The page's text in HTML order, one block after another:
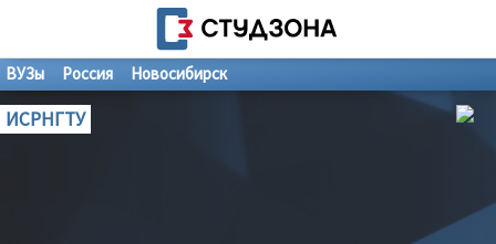
ВУЗы Россия Новосибирск
ИСРНГТУ